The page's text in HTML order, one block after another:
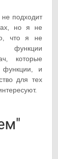
подходит
но я не
что я не
которые
функции, и
для тех